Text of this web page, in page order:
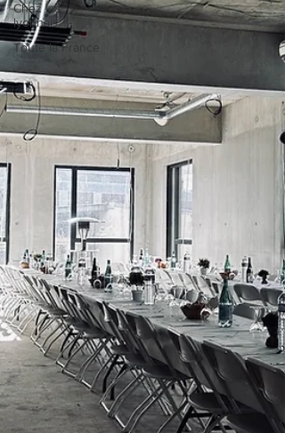
Chez les
lyonnais
Toute la France